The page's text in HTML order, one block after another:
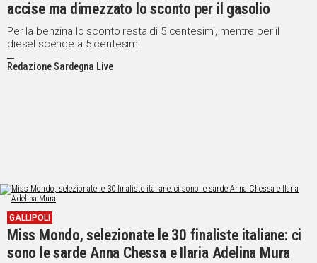
accise ma dimezzato lo sconto per il gasolio
Per la benzina lo sconto resta di 5 centesimi, mentre per il
diesel scende a 5 centesimi
Redazione Sardegna Live
GALLIPOLI
Miss Mondo, selezionate le 30 finaliste italiane: ci
sono le sarde Anna Chessa e Ilaria Adelina Mura